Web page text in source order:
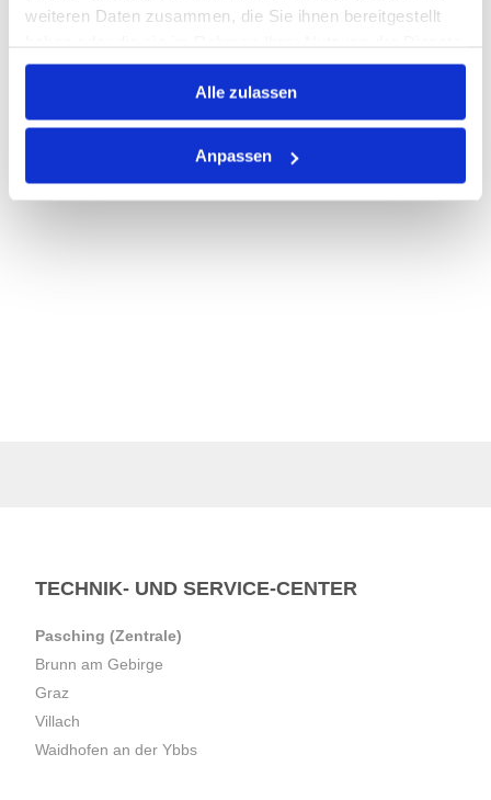
weiteren Daten zusammen, die Sie ihnen bereitgestellt
gesammelt haben.
Alle zulassen
Anpassen
ALLE SPEZIFIKATIONEN
VARIANTEN
TECHNIK- UND SERVICE-CENTER
Pasching (Zentrale)
Brunn am Gebirge
Graz
Villach
Waidhofen an der Ybbs